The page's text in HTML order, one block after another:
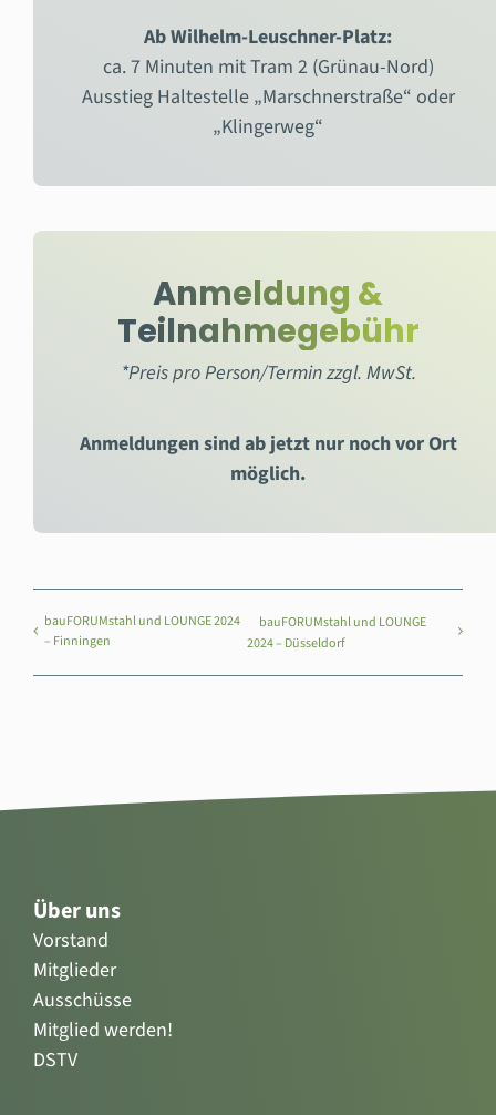
Ab Wilhelm-Leuschner-Platz:
ca. 7 Minuten mit Tram 2 (Grünau-Nord)
Ausstieg Haltestelle „Marschnerstraße“ oder
„Klingerweg“
Anmeldung &
Teilnahmegebühr
*Preis pro Person/Termin zzgl. MwSt.
Anmeldungen sind ab jetzt nur noch vor Ort
möglich.
bauFORUMstahl und LOUNGE 2024
– Finningen
bauFORUMstahl und LOUNGE
2024 – Düsseldorf
Über uns
Vorstand
Mitglieder
Ausschüsse
Mitglied werden!
DSTV